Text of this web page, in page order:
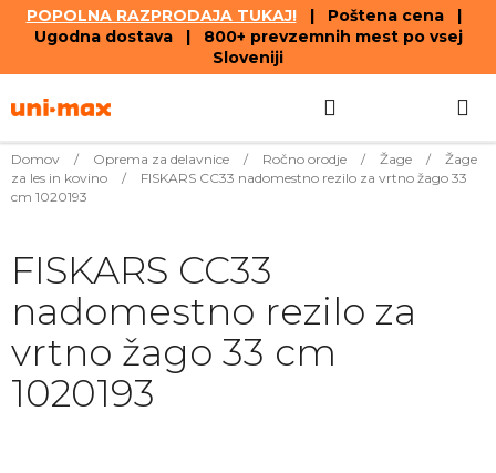
POPOLNA RAZPRODAJA TUKAJ!| Poštena cena |
Ugodna dostava | 800+ prevzemnih mest po vsej
Sloveniji
to
Domov / Oprema za delavnice / Ročno orodje / Žage /
Žage
za les in kovino
/
FISKARS CC33 nadomestno rezilo za vrtno žago 33
cm 1020193
FISKARS CC33
nadomestno rezilo za
vrtno žago 33 cm
1020193